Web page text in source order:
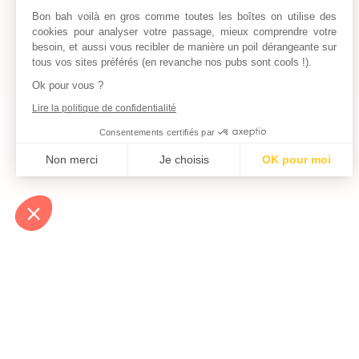
Bon bah voilà en gros comme toutes les boîtes on utilise des
cookies pour analyser votre passage, mieux comprendre votre
besoin, et aussi vous recibler de manière un poil dérangeante sur
tous vos sites préférés (en revanche nos pubs sont cools !).
Ok pour vous ?
Lire la politique de confidentialité
Consentements certifiés par
Non merci Je choisis
OK pour moi
Notre plateforme vous permet d'adapter et de gérer vos